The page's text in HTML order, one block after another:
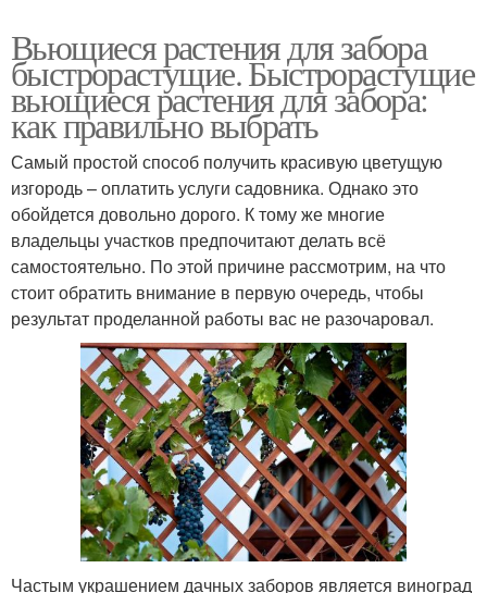
Вьющиеся растения для забора
быстрорастущие. Быстрорастущие
вьющиеся растения для забора:
как правильно выбрать
Самый простой способ получить красивую цветущую
изгородь – оплатить услуги садовника. Однако это
обойдется довольно дорого. К тому же многие
владельцы участков предпочитают делать всё
самостоятельно. По этой причине рассмотрим, на что
стоит обратить внимание в первую очередь, чтобы
результат проделанной работы вас не разочаровал.
Частым украшением дачных заборов является виноград